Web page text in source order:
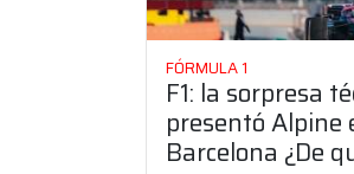
FÓRMULA 1
F1: la sorpresa
presentó Alpine
Barcelona ¿De